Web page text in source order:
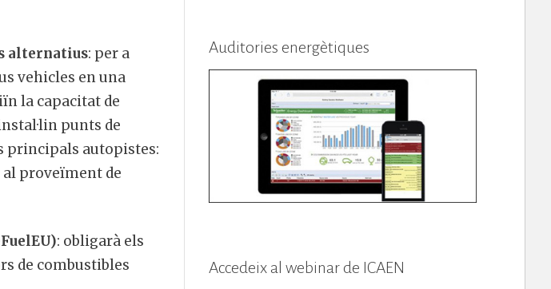
alternatius: per a
vehicles en una
la capacitat de
punts de
principals autopistes:
al proveïment de
: obligarà els
de combustibles
Auditories energètiques
Accedeix al webinar de ICAEN